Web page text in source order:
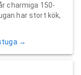
charmiga 150-
har stort kök,
→